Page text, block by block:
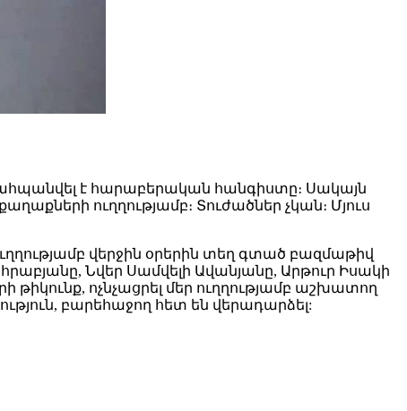
է հարաբերական հանգիստը։ Սակայն
ուղղությամբ։ Տուժածներ չկան։ Մյուս
վերջին օրերին տեղ գտած բազմաթիվ
Նվեր Սամվելի Ավանյանը, Արթուր Իսակի
թիկունք, ոչնչացրել մեր ուղղությամբ աշխատող
բարեհաջող հետ են վերադարձել: